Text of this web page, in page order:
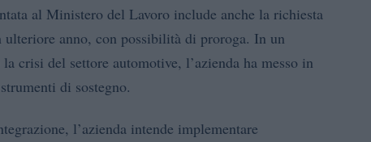
al Ministero del Lavoro include anche la richiesta
anno, con possibilità di proroga. In un
crisi del settore automotive, l’azienda ha messo in
di sostegno.
l’azienda intende implementare